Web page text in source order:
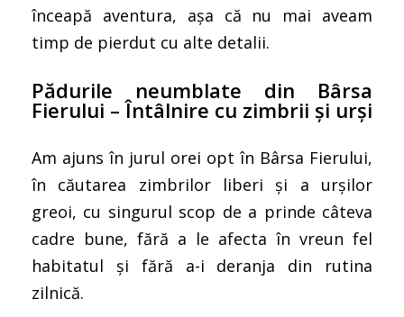
înceapă aventura, așa că nu mai aveam
timp de pierdut cu alte detalii.
Pădurile neumblate din Bârsa
Fierului – Întâlnire cu zimbrii și urși
Am ajuns în jurul orei opt în Bârsa Fierului,
în căutarea zimbrilor liberi și a urșilor
greoi, cu singurul scop de a prinde câteva
cadre bune, fără a le afecta în vreun fel
habitatul și fără a-i deranja din rutina
zilnică.